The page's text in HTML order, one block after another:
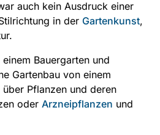
auch kein Ausdruck einer
in der Gartenkunst,
Bauergarten und
Gartenbau von einem
Pflanzen und deren
oder Arzneipflanzen und